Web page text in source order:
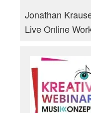
Jonathan
Live Online